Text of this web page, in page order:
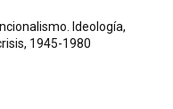
Ideología,
1945-1980